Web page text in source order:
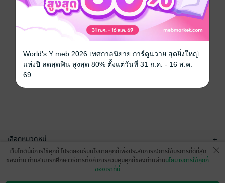
เลือกหมวดหมู่ +
บริการช่วยเหลือ
เว็บไซต์นี้มีการใช้คุกกี้ โปรดยอมรับนโยบายคุกกี้เพื่อประสบการณ์การใช้บริการที่ดีที่สุด
ของท่าน ท่านสามารถศึกษาวิธีการตั้งค่าการควบคุมคุกกี้ของท่านผ่านนโยบายการใช้คุกกี้
ของเราที่นี่
World's Y meb 2026 เทศกาลนิยาย การ์ตูนวาย สุดยิ่งใหญ่
แห่งปี ลดสุดฟิน สูงสุด 80% ตั้งแต่วันที่ 31 ก.ค. - 16 ส.ค.
69